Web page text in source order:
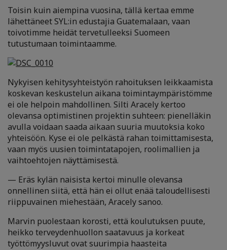
Toisin kuin aiempina vuosina, tällä kertaa emme
lähettäneet SYL:in edustajia Guatemalaan, vaan
toivotimme heidät tervetulleeksi Suomeen
tutustumaan toimintaamme.
Nykyisen kehitysyhteistyön rahoituksen leikkaamista
koskevan keskustelun aikana toimintaympäristömme
ei ole helpoin mahdollinen. Silti Aracely kertoo
olevansa optimistinen projektin suhteen: pienelläkin
avulla voidaan saada aikaan suuria muutoksia koko
yhteisöön. Kyse ei ole pelkästä rahan toimittamisesta,
vaan myös uusien toimintatapojen, roolimallien ja
vaihtoehtojen näyttämisestä.
— Eräs kylän naisista kertoi minulle olevansa
onnellinen siitä, että hän ei ollut enää taloudellisesti
riippuvainen miehestään, Aracely sanoo.
Marvin puolestaan korosti, että koulutuksen puute,
heikko terveydenhuollon saatavuus ja korkeat
työttömyysluvut ovat suurimpia haasteita